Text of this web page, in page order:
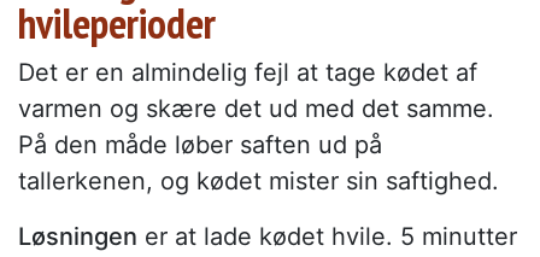
hvileperioder
Det er en almindelig fejl at tage kødet af
varmen og skære det ud med det samme.
På den måde løber saften ud på
tallerkenen, og kødet mister sin saftighed.
Løsningen er at lade kødet hvile. 5 minutter